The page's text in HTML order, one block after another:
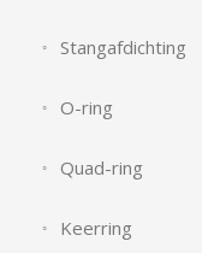
Stangafdichting
O-ring
Quad-ring
Keerring